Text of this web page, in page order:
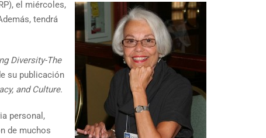
el miércoles,
tendrá
Diversity-The
su publicación
and Culture.
personal,
de muchos